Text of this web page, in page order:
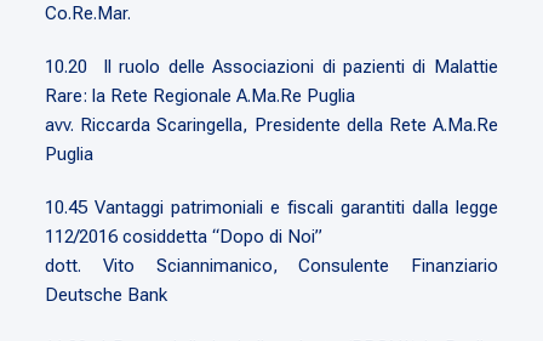
Co.Re.Mar.
10.20 Il ruolo delle Associazioni di pazienti di Malattie
Rare: la Rete Regionale A.Ma.Re Puglia
avv. Riccarda Scaringella, Presidente della Rete A.Ma.Re
Puglia
10.45 Vantaggi patrimoniali e fiscali garantiti dalla legge
112/2016 cosiddetta “Dopo di Noi”
dott. Vito Sciannimanico, Consulente Finanziario
Deutsche Bank